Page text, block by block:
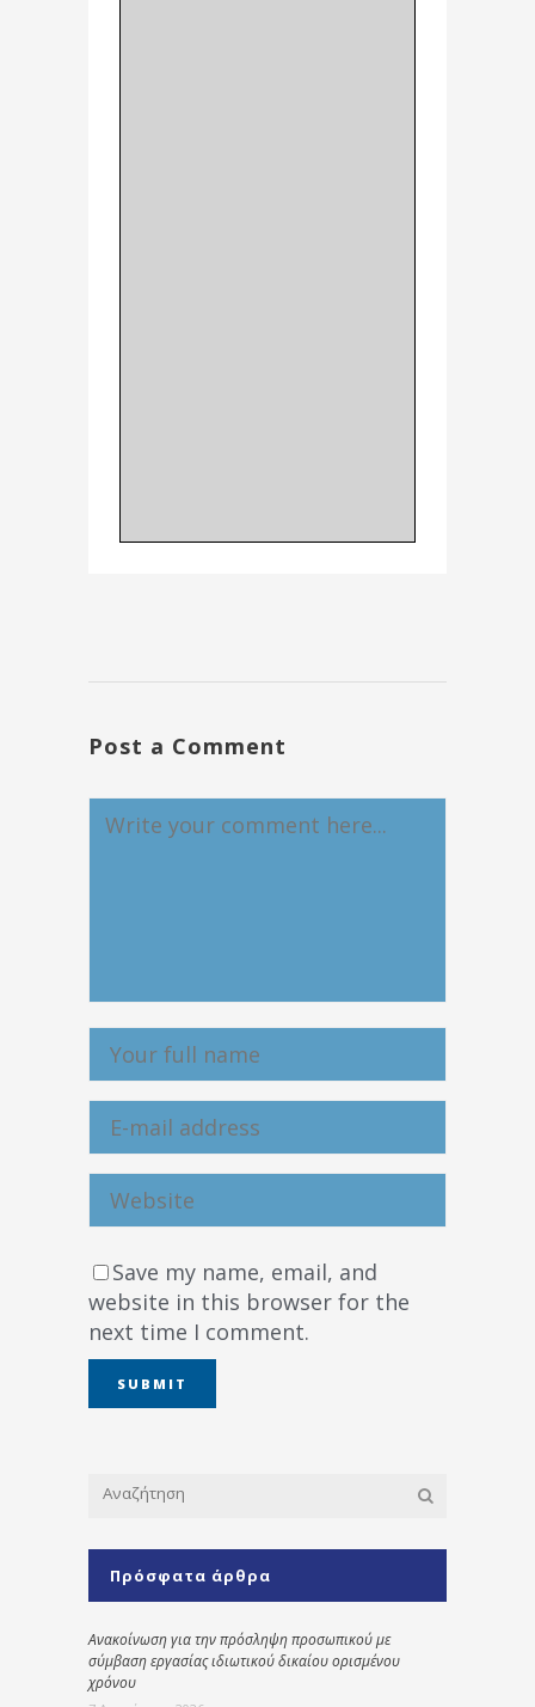
Post a Comment
Save my name, email, and
website in this browser for the
next time I comment.
Πρόσφατα άρθρα
Ανακοίνωση για την πρόσληψη προσωπικού με
σύμβαση εργασίας ιδιωτικού δικαίου ορισμένου
χρόνου